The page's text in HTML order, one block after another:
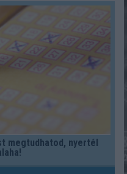
megtudhatod, nyertél